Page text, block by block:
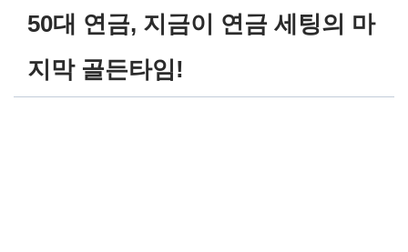
50대 연금, 지금이 연금 세팅의 마
지막 골든타임!